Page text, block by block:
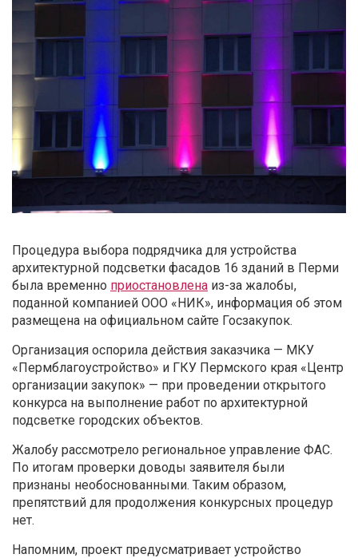
Процедура выбора подрядчика для устройства
архитектурной подсветки фасадов 16 зданий в Перми
была временно приостановлена из-за жалобы,
поданной компанией ООО «НИК», информация об этом
размещена на официальном сайте Госзакупок.
Организация оспорила действия заказчика — МКУ
«Пермблагоустройство» и ГКУ Пермского края «Центр
организации закупок» — при проведении открытого
конкурса на выполнение работ по архитектурной
подсветке городских объектов.
Жалобу рассмотрело региональное управление ФАС.
По итогам проверки доводы заявителя были
признаны необоснованными. Таким образом,
препятствий для продолжения конкурсных процедур
нет.
Напомним, проект предусматривает устройство